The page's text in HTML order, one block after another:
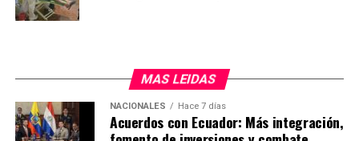
trasladados para seguir su tratamiento en el nuevo
El nuevo hospital cuenta con 10 sillones para el
tratamiento de quimioterapia, que estarán operativas de
lunes a viernes, de 7 de la mañana a 7 de la tarde, para
MAS LEIDAS
NACIONALES Hace 7 días
Acuerdos con Ecuador: Más integración,